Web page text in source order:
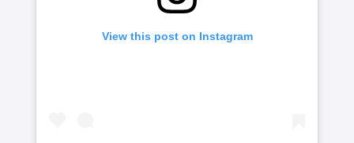
View this post on Instagram